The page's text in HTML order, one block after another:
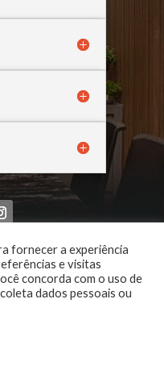
Associados | 2026
fornecer a experiência
e visitas
concorda com o uso de
dados pessoais ou